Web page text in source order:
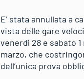
E’ stata annullata a
vista delle gare
venerdì 28 e sabato
marzo, che
dell’unica prova